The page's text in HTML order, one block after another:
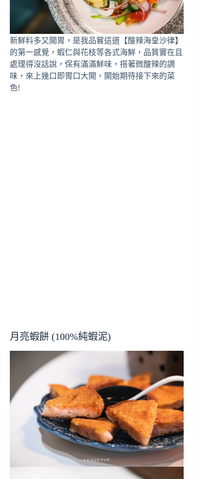
新鮮料多又開胃，是我品嘗這道【酸辣海皇沙律】
的第一感覺，蝦仁與花枝等各式海鮮，品質實在且
處理得沒話說，保有滿滿鮮味，搭著微酸辣的調
味，來上幾口即胃口大開，開始期待接下來的菜
色!
月亮蝦餅 (100%純蝦泥)